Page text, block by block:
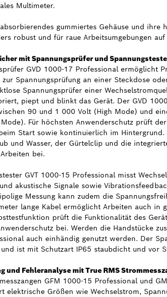
Multimeter.
gummiertes Gehäuse und ihre
robust und für raue Arbeitsumgebungen
mit Spannungsprüfer und
GVD 1000-17 Professional ermöglicht
zur Spannungsprüfung an einer Steckdose
Spannungsprüfer einer
piept und blinkt das Gerät. Der GVD
90 und 1 000 Volt (High Mode) und
Für höchsten Anwenderschutz prüft
Start sowie kontinuierlich im
und Wasser, der Gürtelclip und die
bei.
GVT 1000-15 Professional misst
akustische Signale sowie
Messung kann zudem die
lange Kabel ermöglicht Arbeiten auch in
prüft die Funktionalität des
bei. Werden die Handstücke
auch einhändig genutzt werden. Der
und ist mit Schutzart IP65 staubdicht und vor
und Fehleranalyse mit True RMS
GFM 1000-15 Professional und
elektrische Größen wie Wechselstrom,